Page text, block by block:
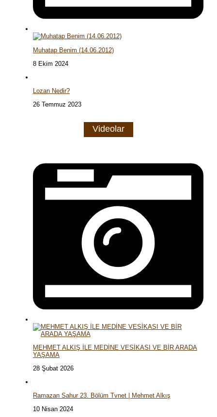
Muhatap Benim (14.06.2012)
8 Ekim 2024
Lozan Nedir?
26 Temmuz 2023
Videolar
MEHMET ALKIŞ İLE MEDİNE VESİKASI VE BİR ARADA
YAŞAMA
28 Şubat 2026
Ramazan Sahur 23. Bölüm Tvnet | Mehmet Alkış
10 Nisan 2024